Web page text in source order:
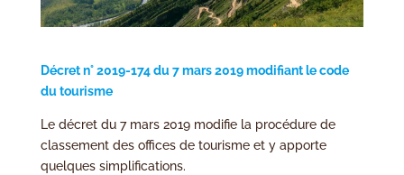
Décret n° 2019-174 du 7 mars 2019 modifiant le code
du tourisme
Le décret du 7 mars 2019 modifie la procédure de
classement des offices de tourisme et y apporte
quelques simplifications.